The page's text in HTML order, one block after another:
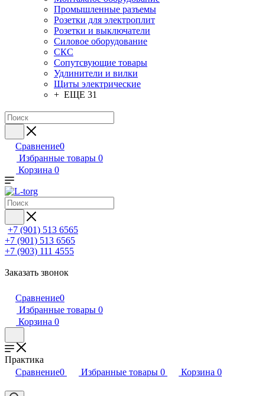
Промышленные разъемы
Розетки для электроплит
Розетки и выключатели
Силовое оборудование
СКС
Сопутсвующие товары
Удлинители и вилки
Щиты электрические
+ ЕЩЕ 31
Сравнение0
Избранные товары 0
Корзина 0
+7 (901) 513 6565
+7 (901) 513 6565
+7 (903) 111 4555
Заказать звонок
Сравнение0
Избранные товары 0
Корзина 0
Практика
Сравнение0 Избранные товары 0 Корзина 0